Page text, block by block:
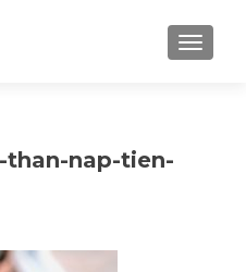
than-nap-tien-